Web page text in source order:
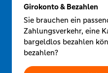
Girokonto & Bezahlen
Sie brauchen ein
Zahlungsverkehr, eine
bargeldlos bezahlen
bezahlen?